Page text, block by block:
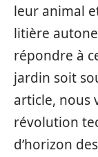
leur animal
litière
répondre à
jardin soit
article, nous
révolution
d’horizon